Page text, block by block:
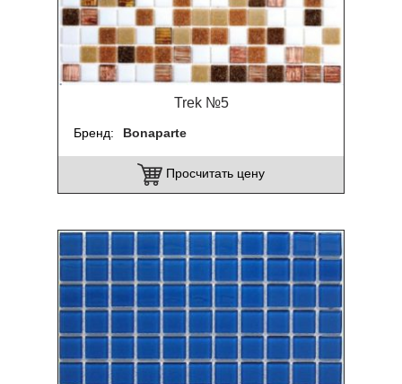
Trek №5
Бренд Bonaparte
Просчитать цену